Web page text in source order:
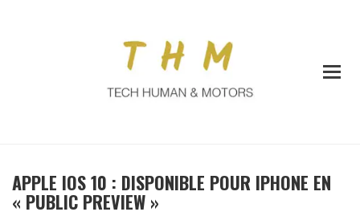
APPLE IOS 10 : DISPONIBLE POUR IPHONE EN
« PUBLIC PREVIEW »